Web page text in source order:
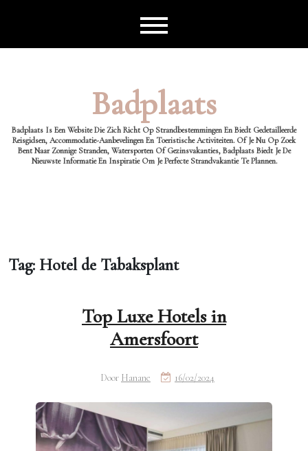
Badplaats
Badplaats Is Een Website Die Zich Richt Op Strandbestemmingen En Biedt Gedetailleerde
Reisgidsen, Accommodatie-Aanbevelingen En Toeristische Activiteiten. Of Je Nu Op Zoek
Bent Naar Zonnige Stranden, Watersporten Of Gezinsvakanties, Badplaats Biedt Je De
Nieuwste Informatie En Inspiratie Om Je Perfecte Strandvakantie Te Plannen.
Tag: Hotel de Tabaksplant
Top Luxe Hotels in
Amersfoort
Door Hanane 16/02/2024